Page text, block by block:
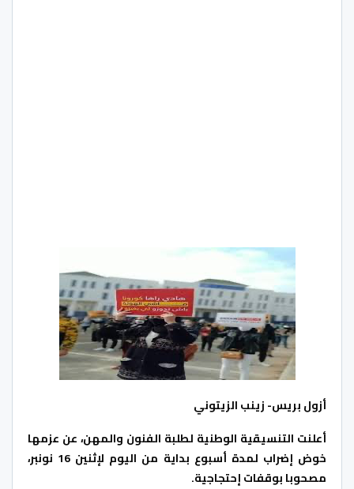
أزول بريس- زينب الزيتوني
أعلنت التنسيقية الوطنية لطلبة الفنون والمهن، عن عزمها
خوض إضراب لمدة أسبوع بداية من اليوم لإثنين 16 نونبر،
مصحوبا بوقفات إحتجاجية.